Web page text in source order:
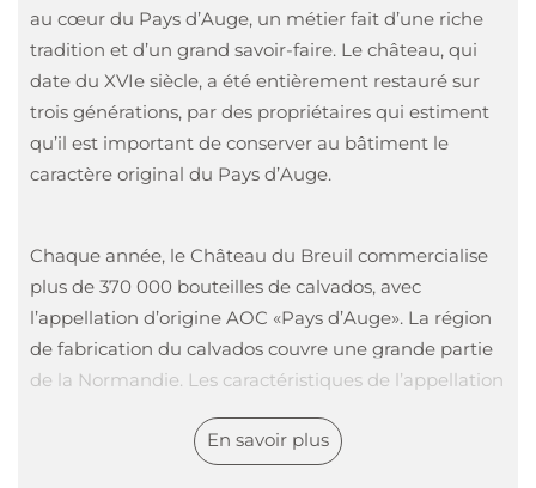
au cœur du Pays d’Auge, un métier fait d’une riche
tradition et d’un grand savoir-faire. Le château, qui
date du XVIe siècle, a été entièrement restauré sur
trois générations, par des propriétaires qui estiment
qu’il est important de conserver au bâtiment le
caractère original du Pays d’Auge.
Chaque année, le Château du Breuil commercialise
plus de 370 000 bouteilles de calvados, avec
l’appellation d’origine AOC «Pays d’Auge». La région
de fabrication du calvados couvre une grande partie
de la Normandie. Les caractéristiques de l’appellation
fabrication du cidre, de sa distillation, ainsi que les
types de pommes autorisés. L’appellation AOC
En savoir plus